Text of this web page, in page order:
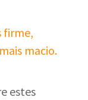
firme,
macio.
estes